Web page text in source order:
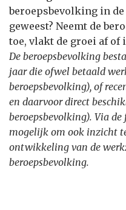
beroepsbevolking in
geweest? Neemt de
toe, vlakt de groei af of
De beroepsbevolking
jaar die ofwel betaald
beroepsbevolking), of
en daarvoor direct
beroepsbevolking). Via
mogelijk om ook inzicht
ontwikkeling van de
beroepsbevolking.